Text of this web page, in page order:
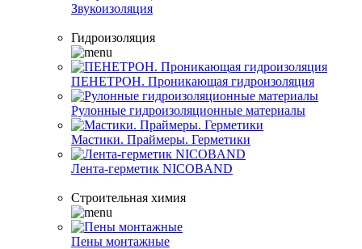
Звукоизоляция
Гидроизоляция
ПЕНЕТРОН. Проникающая гидроизоляция
Рулонные гидроизоляционные материалы
Мастики. Праймеры. Герметики
Лента-герметик NICOBAND
Строительная химия
Пены монтажные